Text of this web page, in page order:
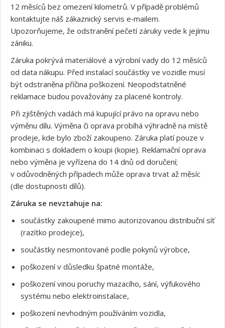
12 měsíců bez omezení kilometrů. V případě problémů
kontaktujte náš zákaznický servis e‑mailem.
Upozorňujeme, že odstranění pečetí záruky vede k jejímu
zániku.
Záruka pokrývá materiálové a výrobní vady do 12 měsíců
od data nákupu. Před instalací součástky ve vozidle musí
být odstraněna příčina poškození. Neopodstatněné
reklamace budou považovány za placené kontroly.
Při zjištěných vadách má kupující právo na opravu nebo
výměnu dílu. Výměna či oprava probíhá výhradně na místě
prodeje, kde bylo zboží zakoupeno. Záruka platí pouze v
kombinaci s dokladem o koupi (kopie). Reklamační oprava
nebo výměna je vyřízena do 14 dnů od doručení;
v odůvodněných případech může oprava trvat až měsíc
(dle dostupnosti dílů).
Záruka se nevztahuje na:
součástky zakoupené mimo autorizovanou distribuční síť
(razítko prodejce),
součástky nesmontované podle pokynů výrobce,
poškození v důsledku špatné montáže,
poškození vinou poruchy mazacího, sání, výfukového
systému nebo elektroinstalace,
poškození nevhodným používáním vozidla,